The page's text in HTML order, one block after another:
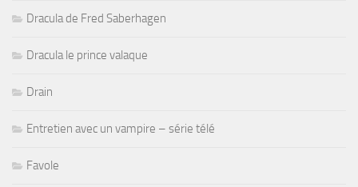
Dracula de Fred Saberhagen
Dracula le prince valaque
Drain
Entretien avec un vampire – série télé
Favole